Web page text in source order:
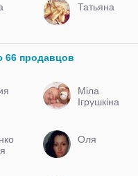
Татьяна
66 продавцов
Міла
Ігрушкіна
Оля